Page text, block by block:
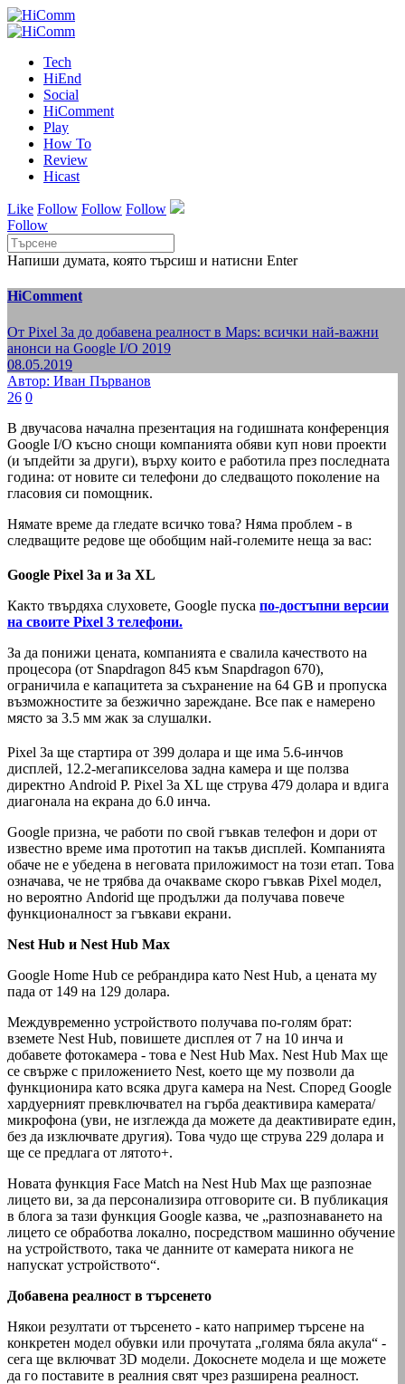
Tech
HiEnd
Social
HiComment
Play
How To
Review
Hicast
Like Follow Follow Follow
Follow
Напиши думата, която търсиш и натисни Enter
HiComment
От Pixel 3a до добавена реалност в Maps: всички най-важни
анонси на Google I/O 2019
08.05.2019
Автор: Иван Първанов
26 0
В двучасова начална презентация на годишната конференция
Google I/O късно снощи компанията обяви куп нови проекти
(и ъпдейти за други), върху които е работила през последната
година: от новите си телефони до следващото поколение на
гласовия си помощник.
Нямате време да гледате всичко това? Няма проблем - в
следващите редове ще обобщим най-големите неща за вас:
Google Pixel 3a и 3a XL
Както твърдяха слуховете, Google пуска по-достъпни версии
на своите Pixel 3 телефони.
За да понижи цената, компанията е свалила качеството на
процесора (от Snapdragon 845 към Snapdragon 670),
ограничила е капацитета за съхранение на 64 GB и пропуска
възможностите за безжично зареждане. Все пак е намерено
място за 3.5 мм жак за слушалки.
Pixel 3a ще стартира от 399 долара и ще има 5.6-инчов
дисплей, 12.2-мегапикселова задна камера и ще ползва
директно Android P. Pixel 3a XL ще струва 479 долара и вдига
диагонала на екрана до 6.0 инча.
Google призна, че работи по свой гъвкав телефон и дори от
известно време има прототип на такъв дисплей. Компанията
обаче не е убедена в неговата приложимост на този етап. Това
означава, че не трябва да очакваме скоро гъвкав Pixel модел,
но вероятно Andorid ще продължи да получава повече
функционалност за гъвкави екрани.
Nest Hub и Nest Hub Max
Google Home Hub се ребрандира като Nest Hub, а цената му
пада от 149 на 129 долара.
Междувременно устройството получава по-голям брат:
вземете Nest Hub, повишете дисплея от 7 на 10 инча и
добавете фотокамера - това е Nest Hub Max. Nest Hub Max ще
се свърже с приложението Nest, което ще му позволи да
функционира като всяка друга камера на Nest. Според Google
хардуерният превключвател на гърба деактивира камерата/
микрофона (уви, не изглежда да можете да деактивирате един,
без да изключвате другия). Това чудо ще струва 229 долара и
ще се предлага от лятото+.
Новата функция Face Match на Nest Hub Max ще разпознае
лицето ви, за да персонализира отговорите си. В публикация
в блога за тази функция Google казва, че „разпознаването на
лицето се обработва локално, посредством машинно обучение
на устройството, така че данните от камерата никога не
напускат устройството“.
Добавена реалност в търсенето
Някои резултати от търсенето - като например търсене на
конкретен модел обувки или прочутата „голяма бяла акула“ -
сега ще включват 3D модели. Докоснете модела и ще можете
да го поставите в реалния свят чрез разширена реалност.